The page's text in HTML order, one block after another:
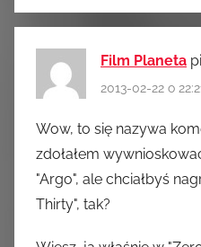
Film Planeta
2013-02-22 o
Wow, to się nazywa
zdołałem
"Argo", ale chciałbyś
Thirty", tak?